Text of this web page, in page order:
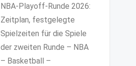
NBA-Playoff-Runde 2026:
Zeitplan, festgelegte
Spielzeiten für die Spiele
der zweiten Runde – NBA
– Basketball –